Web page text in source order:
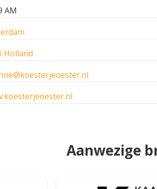
AM
Holland
Aanwezige